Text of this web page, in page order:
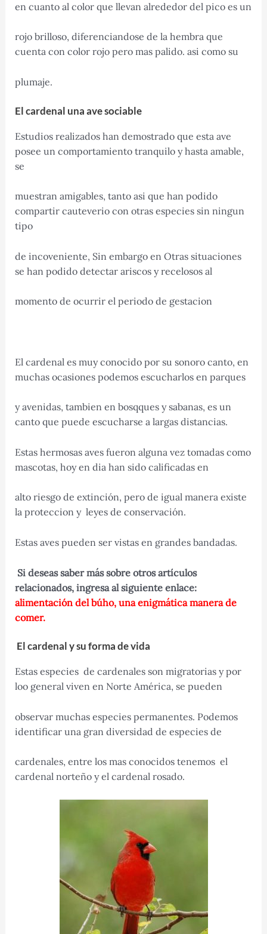
en cuanto al color que llevan alrededor del pico es un
rojo brilloso, diferenciandose de la hembra que
cuenta con color rojo pero mas palido. asi como su
plumaje.
El cardenal una ave sociable
Estudios realizados han demostrado que esta ave
posee un comportamiento tranquilo y hasta amable,
se
muestran amigables, tanto asi que han podido
compartir cauteverio con otras especies sin ningun
tipo
de incoveniente, Sin embargo en Otras situaciones
se han podido detectar ariscos y recelosos al
momento de ocurrir el periodo de gestacion
El cardenal es muy conocido por su sonoro canto, en
muchas ocasiones podemos escucharlos en parques
y avenidas, tambien en bosqques y sabanas, es un
canto que puede escucharse a largas distancias.
Estas hermosas aves fueron alguna vez tomadas como
mascotas, hoy en dia han sido calificadas en
alto riesgo de extinción, pero de igual manera existe
la proteccion y leyes de conservación.
Estas aves pueden ser vistas en grandes bandadas.
Si deseas saber más sobre otros artículos
relacionados, ingresa al siguiente enlace:
alimentación del búho, una enigmática manera de
comer.
El cardenal y su forma de vida
Estas especies de cardenales son migratorias y por
loo general viven en Norte América, se pueden
observar muchas especies permanentes. Podemos
identificar una gran diversidad de especies de
cardenales, entre los mas conocidos tenemos el
cardenal norteño y el cardenal rosado.